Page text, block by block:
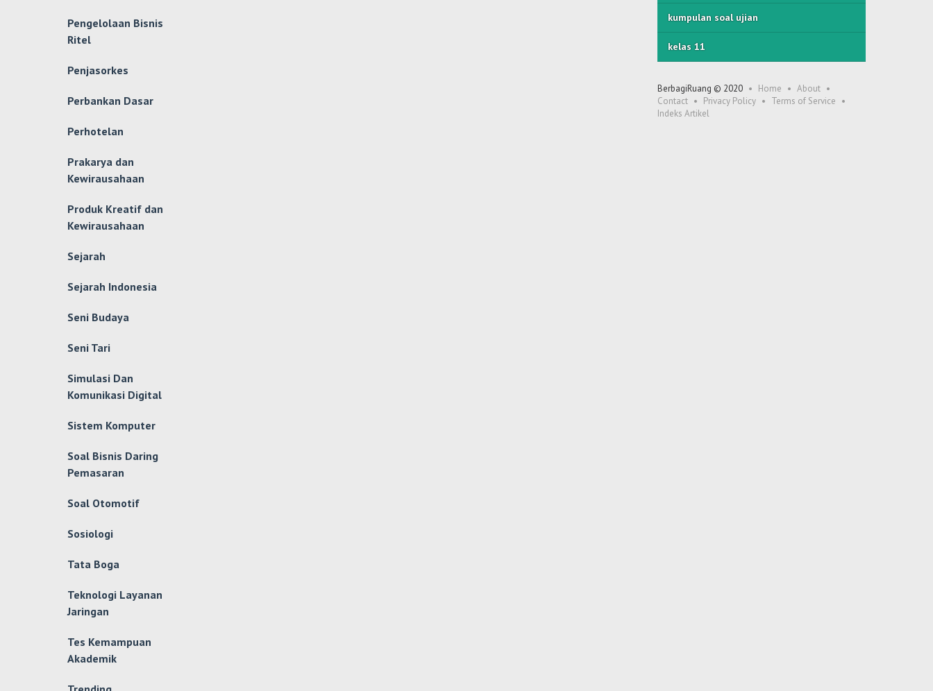
Pengelolaan Bisnis
Ritel
Penjasorkes
Perbankan Dasar
Perhotelan
Prakarya dan
Kewirausahaan
Produk Kreatif dan
Kewirausahaan
Sejarah
Sejarah Indonesia
Seni Budaya
Seni Tari
Simulasi Dan
Komunikasi Digital
Sistem Komputer
Soal Bisnis Daring
Pemasaran
Soal Otomotif
Sosiologi
Tata Boga
Teknologi Layanan
Jaringan
Tes Kemampuan
Akademik
kumpulan soal ujian
kelas 11
BerbagiRuang © 2020 Home
About
Contact
Privacy Policy
Terms of Service
Indeks Artikel